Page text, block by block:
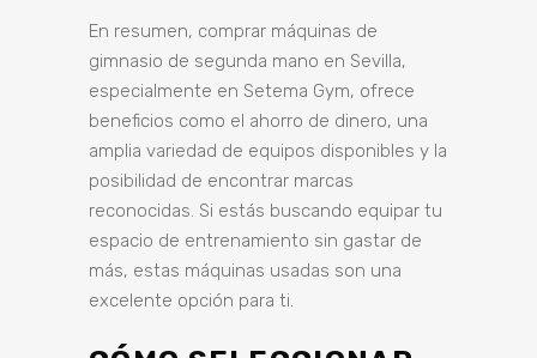
En resumen, comprar máquinas de
gimnasio de segunda mano en Sevilla,
especialmente en Setema Gym, ofrece
beneficios como el ahorro de dinero, una
amplia variedad de equipos disponibles y la
posibilidad de encontrar marcas
reconocidas. Si estás buscando equipar tu
espacio de entrenamiento sin gastar de
más, estas máquinas usadas son una
excelente opción para ti.